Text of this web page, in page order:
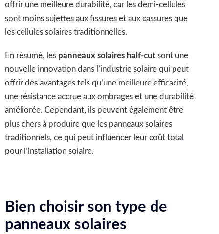
offrir une meilleure durabilité, car les demi-cellules
sont moins sujettes aux fissures et aux cassures que
les cellules solaires traditionnelles.
En résumé, les panneaux solaires half-cutsont une
nouvelle innovation dans l’industrie solaire qui peut
offrir des avantages tels qu’une meilleure efficacité,
une résistance accrue aux ombrages et une durabilité
améliorée. Cependant, ils peuvent également être
plus chers à produire que les panneaux solaires
traditionnels, ce qui peut influencer leur coût total
pour l’installation solaire.
Bien choisir son type de
panneaux solaires